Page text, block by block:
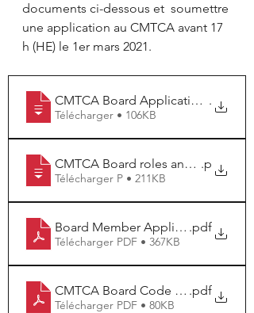
documents ci-dessous et  soumettre
une application au CMTCA avant 17
h (HE) le 1er mars 2021.
CMTCA Board Application Process
.
Télécharger • 106KB
CMTCA Board roles and .p
Télécharger P • 211KB
Board Member Application 2021
.pdf
Télécharger PDF • 367KB
CMTCA Board Code of Conduct
.pdf
Télécharger PDF • 80KB